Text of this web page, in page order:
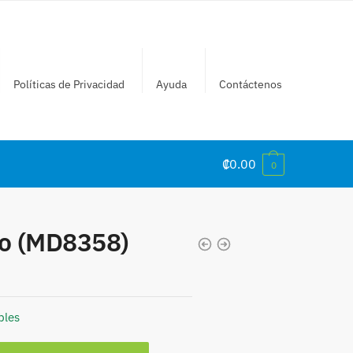
Políticas de Privacidad Ayuda Contáctenos
₡0.00 0
(MD8358)